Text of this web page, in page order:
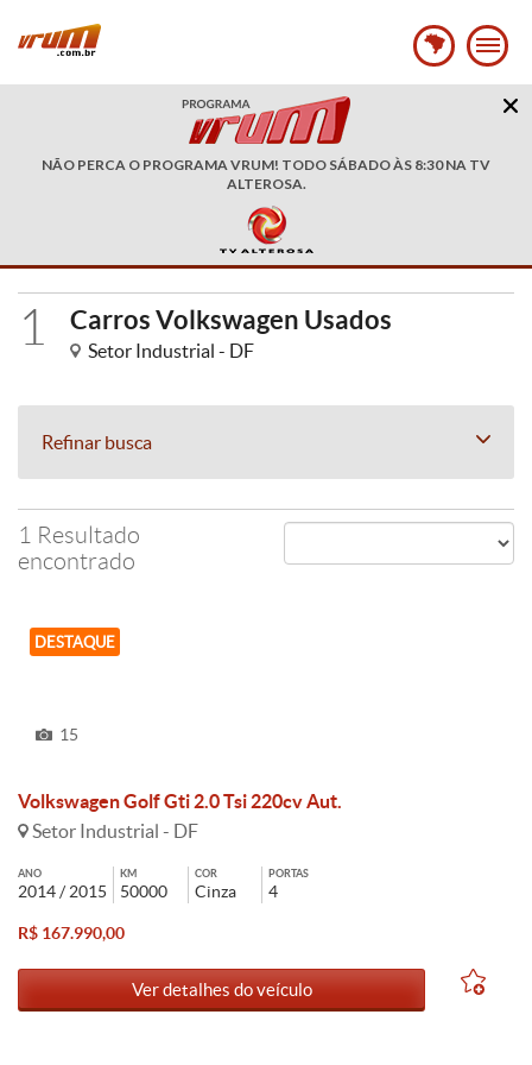
NÃO PERCA O PROGRAMA VRUM! TODO SÁBADO ÀS 8:30 NA TV
ALTEROSA.
1 Carros Volkswagen Usados
Setor Industrial - DF
Refinar busca
1 Resultado
encontrado
DESTAQUE
15
Volkswagen Golf Gti 2.0 Tsi 220cv Aut.
Setor Industrial - DF
ANO
2014 / 2015
KM
50000
COR
Cinza
PORTAS
4
R$ 167.990,00
Ver detalhes do veículo